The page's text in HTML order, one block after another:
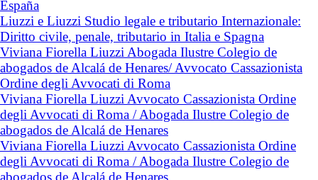
España
Liuzzi e Liuzzi Studio legale e tributario Internazionale:
Diritto civile, penale, tributario in Italia e Spagna
Viviana Fiorella Liuzzi Abogada Ilustre Colegio de
abogados de Alcalá de Henares/ Avvocato Cassazionista
Ordine degli Avvocati di Roma
Viviana Fiorella Liuzzi Avvocato Cassazionista Ordine
degli Avvocati di Roma / Abogada Ilustre Colegio de
abogados de Alcalá de Henares
Viviana Fiorella Liuzzi Avvocato Cassazionista Ordine
degli Avvocati di Roma / Abogada Ilustre Colegio de
abogados de Alcalá de Henares